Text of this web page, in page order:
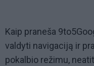
Kaip praneša
valdyti navigaciją ir
pokalbio režimu,